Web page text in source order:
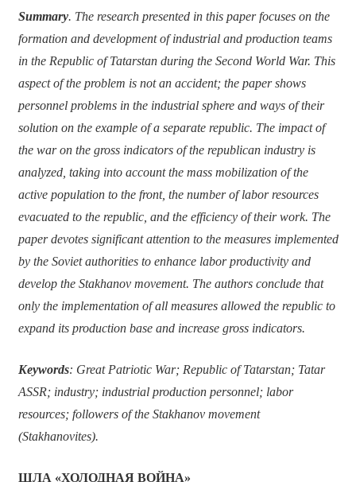
Summary. The research presented in this paper focuses on the
formation and development of industrial and production teams
in the Republic of Tatarstan during the Second World War. This
aspect of the problem is not an accident; the paper shows
personnel problems in the industrial sphere and ways of their
solution on the example of a separate republic. The impact of
the war on the gross indicators of the republican industry is
analyzed, taking into account the mass mobilization of the
active population to the front, the number of labor resources
evacuated to the republic, and the efficiency of their work. The
paper devotes significant attention to the measures implemented
by the Soviet authorities to enhance labor productivity and
develop the Stakhanov movement. The authors conclude that
only the implementation of all measures allowed the republic to
expand its production base and increase gross indicators.
Keywords: Great Patriotic War; Republic of Tatarstan; Tatar
ASSR; industry; industrial production personnel; labor
resources; followers of the Stakhanov movement
(Stakhanovites).
ШЛА «ХОЛОДНАЯ ВОЙНА»